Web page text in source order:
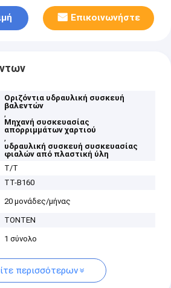
Επικοινωνήστε
Οριζόντια υδραυλική συσκευή
βαλεντών
,
Μηχανή συσκευασίας
απορριμμάτων χαρτιού
,
υδραυλική συσκευή συσκευασίας
φιαλών από πλαστική ύλη
Τ/Τ
ΤΤ-Β160
20 μονάδες/μήνας
TONTEN
1 σύνολο
περισσότερων